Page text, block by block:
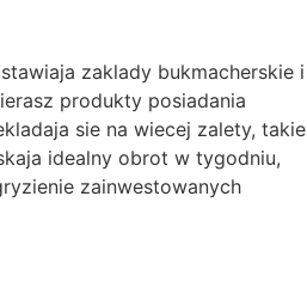
zaklady bukmacherskie i
produkty posiadania
sie na wiecej zalety, takie
idealny obrot w tygodniu,
zainwestowanych